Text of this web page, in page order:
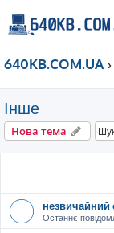
640KB.COM.UA
Інше
Нова тема
незвичайний
Останнє